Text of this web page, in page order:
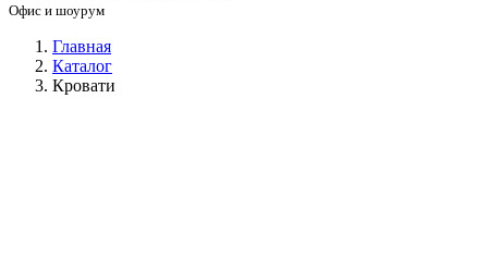
Офис и шоурум
Главная
Каталог
Кровати